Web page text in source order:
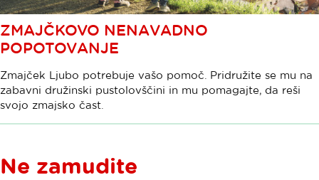
ZMAJČKOVO NENAVADNO
POPOTOVANJE
Zmajček Ljubo potrebuje vašo pomoč. Pridružite se mu na
zabavni družinski pustolovščini in mu pomagajte, da reši
svojo zmajsko čast.
Ne zamudite